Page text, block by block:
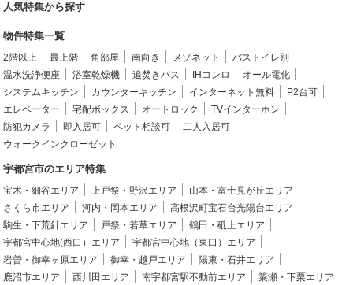
人気特集から探す
物件特集一覧
2階以上 最上階 角部屋 南向き メゾネット
バストイレ別
温水洗浄便座
浴室乾燥機 追焚きバス IHコンロ
オール電化
システムキッチン
カウンターキッチン インターネット無料
P2台可
エレベーター
宅配ボックス オートロック
TVインターホン
防犯カメラ
即入居可 ペット相談可
二人入居可
ウォークインクローゼット
宇都宮市のエリア特集
宝木・細谷エリア 上戸祭・野沢エリア
山本・富士見が丘エリア
さくら市エリア
河内・岡本エリア
高根沢町宝石台光陽台エリア
駒生・下荒針エリア
戸祭・若草エリア
鶴田・砥上エリア
宇都宮中心地(西口）エリア
宇都宮中心地（東口）エリア
岩曽・御幸ヶ原エリア
御幸・越戸エリア
陽東・石井エリア
鹿沼市エリア
西川田エリア 南宇都宮駅不動前エリア
簗瀬・下栗エリア